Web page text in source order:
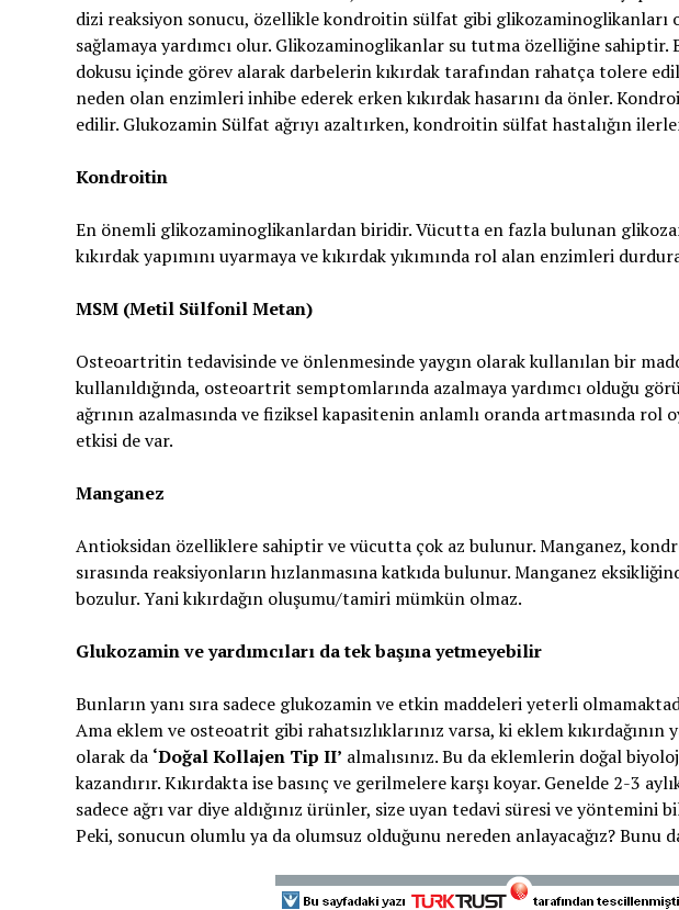
dizi reaksiyon sonucu, özellikle kondroitin sülfat gibi glikozaminoglikanları
sağlamaya yardımcı olur. Glikozaminoglikanlar su tutma özelliğine sahiptir.
dokusu içinde görev alarak darbelerin kıkırdak tarafından rahatça tolere
neden olan enzimleri inhibe ederek erken kıkırdak hasarını da önler.
edilir. Glukozamin Sülfat ağrıyı azaltırken, kondroitin sülfat hastalığın
Kondroitin
En önemli glikozaminoglikanlardan biridir. Vücutta en fazla bulunan
kıkırdak yapımını uyarmaya ve kıkırdak yıkımında rol alan enzimleri
MSM (Metil Sülfonil Metan)
Osteoartritin tedavisinde ve önlenmesinde yaygın olarak kullanılan bir
kullanıldığında, osteoartrit semptomlarında azalmaya yardımcı olduğu
ağrının azalmasında ve fiziksel kapasitenin anlamlı oranda artmasında rol
etkisi de var.
Manganez
Antioksidan özelliklere sahiptir ve vücutta çok az bulunur. Manganez,
sırasında reaksiyonların hızlanmasına katkıda bulunur. Manganez
bozulur. Yani kıkırdağın oluşumu/tamiri mümkün olmaz.
Glukozamin ve yardımcıları da tek başına yetmeyebilir
Bunların yanı sıra sadece glukozamin ve etkin maddeleri yeterli
Ama eklem ve osteoatrit gibi rahatsızlıklarınız varsa, ki eklem
olarak da ‘Doğal Kollajen Tip II’ almalısınız. Bu da eklemlerin doğal
kazandırır. Kıkırdakta ise basınç ve gerilmelere karşı koyar. Genelde 2-3
sadece ağrı var diye aldığınız ürünler, size uyan tedavi süresi ve yöntemini
Peki, sonucun olumlu ya da olumsuz olduğunu nereden anlayacağız? Bunu